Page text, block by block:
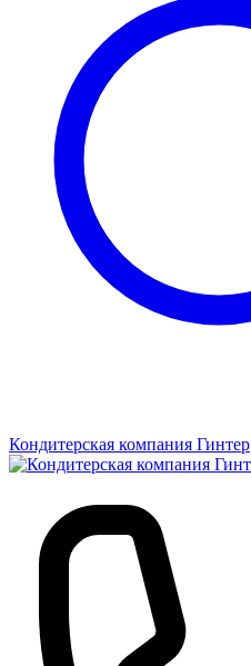
Кондитерская компания Гинтер